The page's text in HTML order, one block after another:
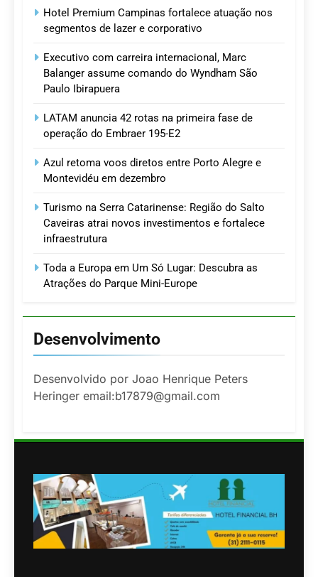
Hotel Premium Campinas fortalece atuação nos
segmentos de lazer e corporativo
Executivo com carreira internacional, Marc
Balanger assume comando do Wyndham São
Paulo Ibirapuera
LATAM anuncia 42 rotas na primeira fase de
operação do Embraer 195-E2
Azul retoma voos diretos entre Porto Alegre e
Montevidéu em dezembro
Turismo na Serra Catarinense: Região do Salto
Caveiras atrai novos investimentos e fortalece
infraestrutura
Toda a Europa em Um Só Lugar: Descubra as
Atrações do Parque Mini-Europe
Desenvolvimento
Desenvolvido por Joao Henrique Peters
Heringer email:b17879@gmail.com